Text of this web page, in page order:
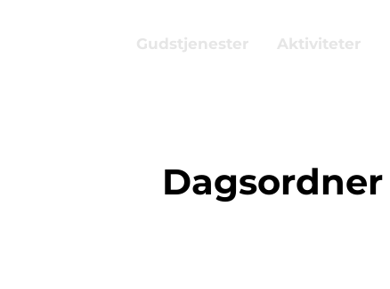
Gudstjenester Aktiviteter
Dagsordner